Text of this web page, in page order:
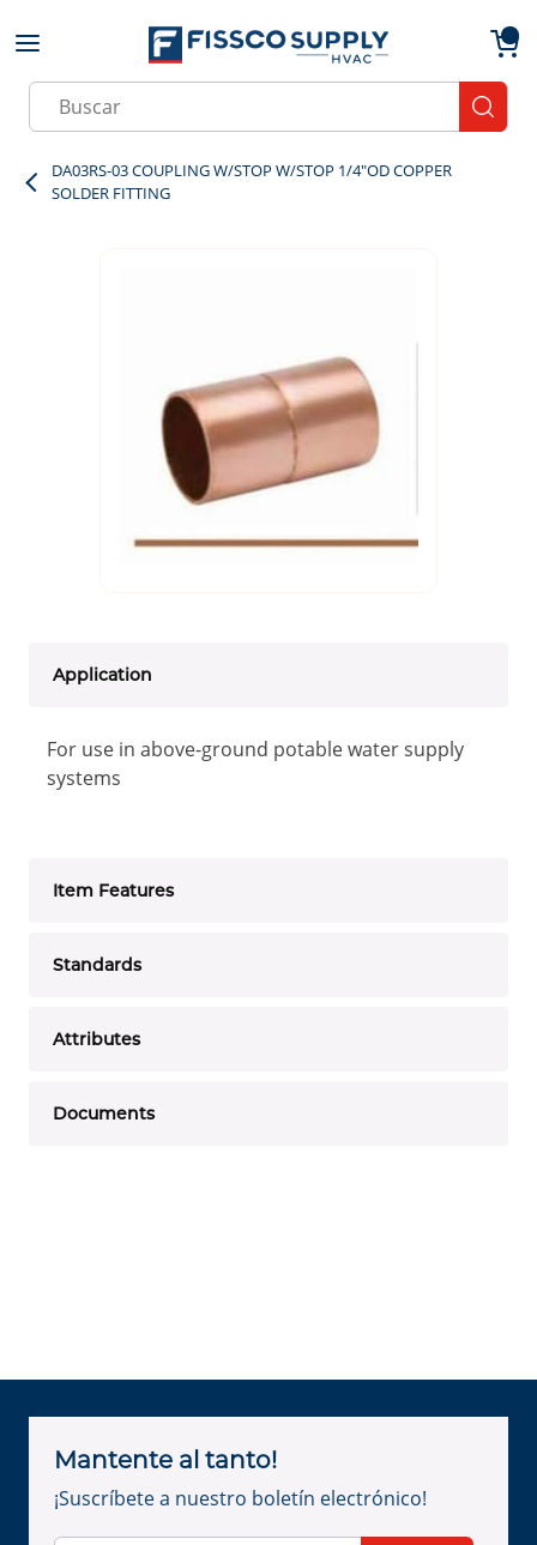
Skip to main content
Site Search
DA03RS-03 COUPLING W/STOP W/STOP 1/4"OD COPPER
SOLDER FITTING
Application
For use in above-ground potable water supply
systems
Item Features
Standards
Attributes
Documents
Mantente al tanto!
¡Suscríbete a nuestro boletín electrónico!